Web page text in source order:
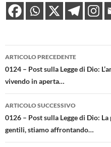
Navigazione
articolo
ARTICOLO PRECEDENTE
0124 – Post sulla Legge di Dio:
vivendo in aperta…
ARTICOLO SUCCESSIVO
0126 – Post sulla Legge di Dio:
gentili, stiamo affrontando…